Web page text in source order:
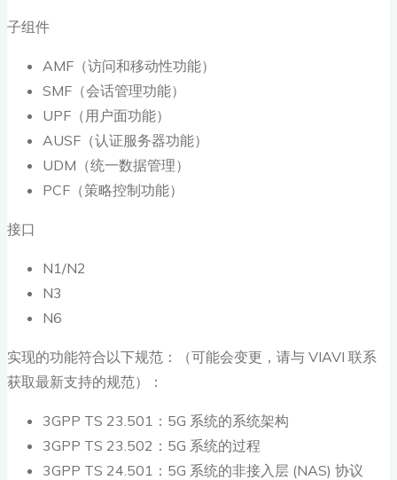
子组件
AMF（访问和移动性功能）
SMF（会话管理功能）
UPF（用户面功能）
AUSF（认证服务器功能）
UDM（统一数据管理）
PCF（策略控制功能）
接口
N1/N2
N3
N6
实现的功能符合以下规范：（可能会变更，请与 VIAVI 联系
获取最新支持的规范）：
3GPP TS 23.501：5G 系统的系统架构
3GPP TS 23.502：5G 系统的过程
3GPP TS 24.501：5G 系统的非接入层 (NAS) 协议